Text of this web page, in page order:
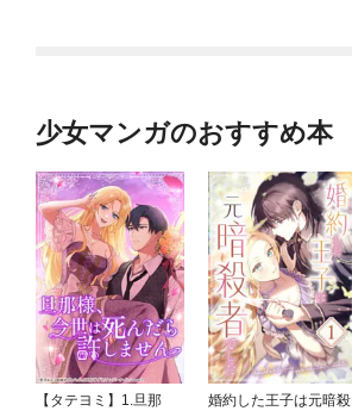
少女マンガのおすすめ本
【タテヨミ】1.旦那
婚約した王子は元暗殺